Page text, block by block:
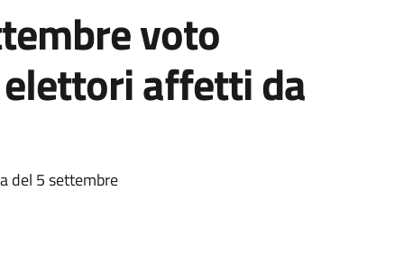
voto
affetti da
del 5 settembre